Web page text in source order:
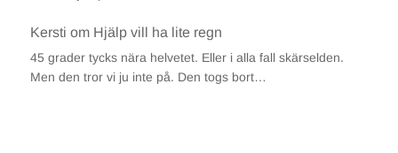
Kersti om Hjälp vill ha lite regn
45 grader tycks nära helvetet. Eller i alla fall skärselden.
Men den tror vi ju inte på. Den togs bort…